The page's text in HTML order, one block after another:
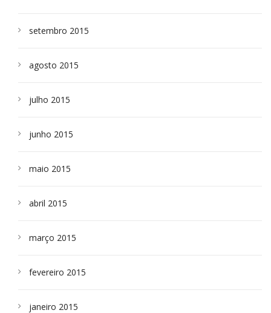
setembro 2015
agosto 2015
julho 2015
junho 2015
maio 2015
abril 2015
março 2015
fevereiro 2015
janeiro 2015